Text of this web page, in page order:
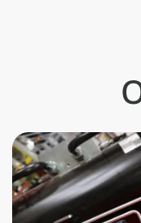
structurelles
châssis/faux-